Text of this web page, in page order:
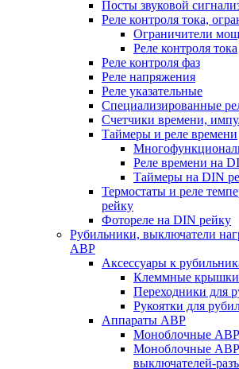
Посты звуковой
Реле контроля тока,
Ограничители
Реле контроля тока
Реле контроля фаз
Реле напряжения
Реле указательные
Специализированные
Счетчики времени,
Таймеры и реле времени
Реле времени на
Таймеры на DIN
Термостаты и реле
рейку
Фотореле на DIN рейку
Рубильники, выключатели
АВР
Аксессуары к
Клеммные крышки
Переходники для
Рукоятки для
Аппараты АВР
Моноблочные АВР
Моноблочные АВР
выключателей-